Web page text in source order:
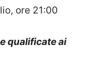
ore 21:00
qualificate ai